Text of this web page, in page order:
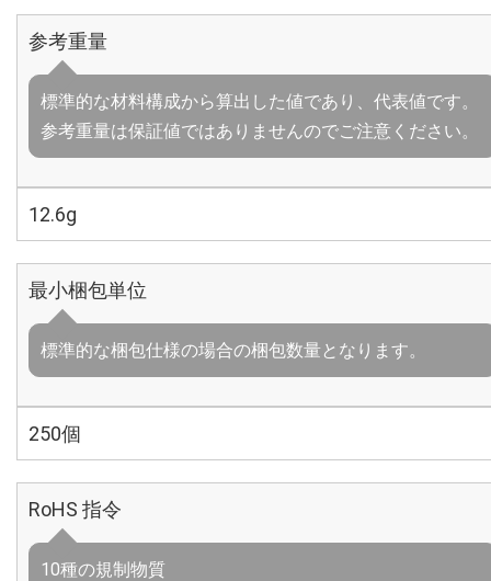
参考重量
標準的な材料構成から算出した値であり、代表値です。
参考重量は保証値ではありませんのでご注意ください。
12.6g
最小梱包単位
標準的な梱包仕様の場合の梱包数量となります。
250個
RoHS 指令
10種の規制物質